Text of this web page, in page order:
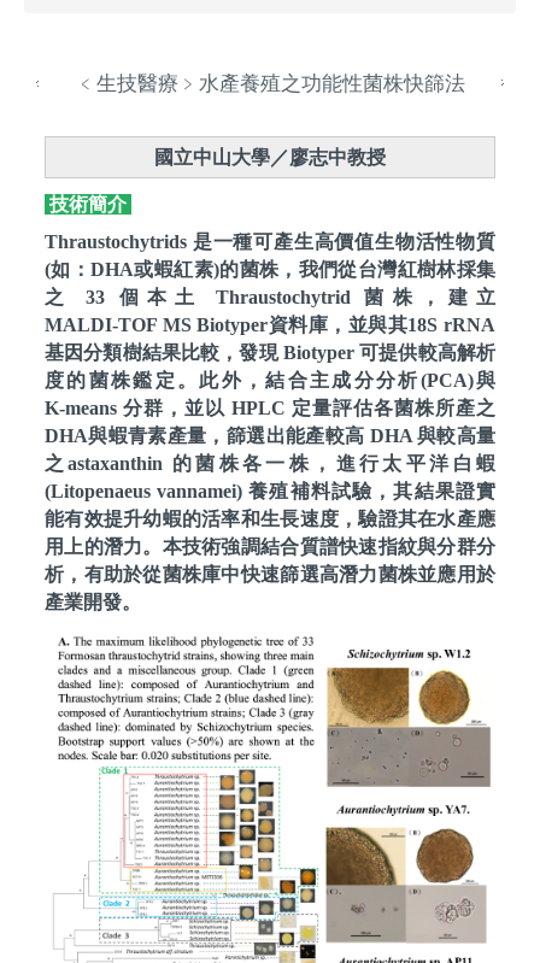
半導體
生技醫療
智慧商務零售
智慧農業
智慧製造
綠能節電
機械電子
海洋航運科技
其他
﹤生技醫療﹥水產養殖之功能性菌株快篩法
國立中山大學／廖志中教授
技術簡介
Thraustochytrids 是一種可產生高價值生物活性物質
(如：DHA或蝦紅素)的菌株，我們從台灣紅樹林採集
之 33 個本土 Thraustochytrid 菌株，建立
MALDI‑TOF MS Biotyper資料庫，並與其18S rRNA
基因分類樹結果比較，發現 Biotyper 可提供較高解析
度的菌株鑑定。此外，結合主成分分析(PCA)與
K‑means 分群，並以 HPLC 定量評估各菌株所產之
DHA與蝦青素產量，篩選出能產較高 DHA 與較高量
之astaxanthin 的菌株各一株，進行太平洋白蝦
(Litopenaeus vannamei) 養殖補料試驗，其結果證實
能有效提升幼蝦的活率和生長速度，驗證其在水產應
用上的潛力。本技術強調結合質譜快速指紋與分群分
析，有助於從菌株庫中快速篩選高潛力菌株並應用於
產業開發。